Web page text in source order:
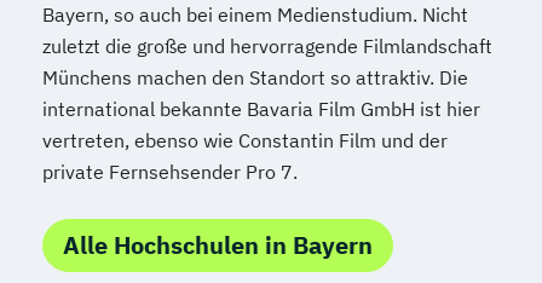
Bayern, so auch bei einem Medienstudium. Nicht
zuletzt die große und hervorragende Filmlandschaft
Münchens machen den Standort so attraktiv. Die
international bekannte Bavaria Film GmbH ist hier
vertreten, ebenso wie Constantin Film und der
private Fernsehsender Pro 7.
Alle Hochschulen in Bayern